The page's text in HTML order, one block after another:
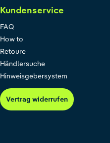
Kundenservice
FAQ
How to
Retoure
Händlersuche
Hinweisgebersystem
Vertrag widerrufen